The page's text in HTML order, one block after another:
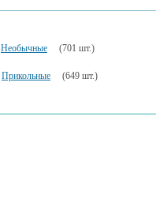
Необычные (701 шт.)
Прикольные (649 шт.)